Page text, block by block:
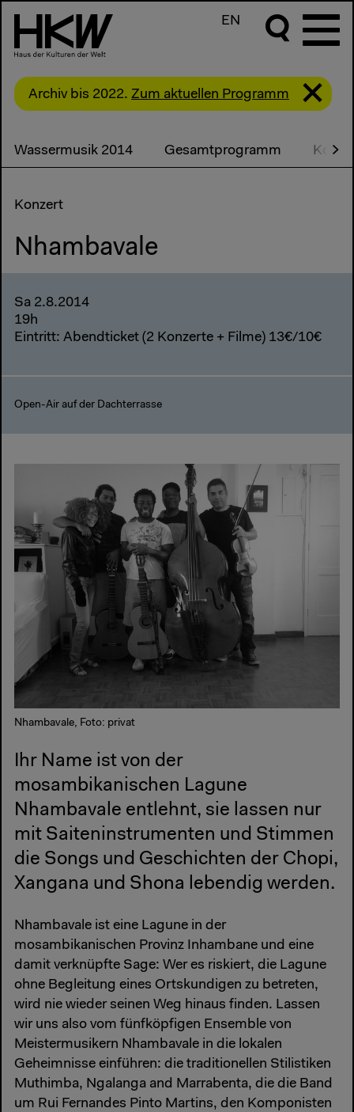
EN
Archiv bis 2022. Zum aktuellen Programm
Wassermusik 2014 Gesamtprogramm
Konzert
Nhambavale
Sa 2.8.2014
19h
Eintritt: Abendticket (2 Konzerte + Filme) 13€/10€
Open-Air auf der Dachterrasse
Nhambavale, Foto: privat
Ihr Name ist von der
mosambikanischen Lagune
Nhambavale entlehnt, sie lassen nur
mit Saiteninstrumenten und Stimmen
die Songs und Geschichten der Chopi,
Xangana und Shona lebendig werden.
Nhambavale ist eine Lagune in der
mosambikanischen Provinz Inhambane und eine
damit verknüpfte Sage: Wer es riskiert, die Lagune
ohne Begleitung eines Ortskundigen zu betreten,
wird nie wieder seinen Weg hinaus finden. Lassen
wir uns also vom fünfköpfigen Ensemble von
Meistermusikern Nhambavale in die lokalen
Geheimnisse einführen: die traditionellen Stilistiken
Muthimba, Ngalanga and Marrabenta, die die Band
um Rui Fernandes Pinto Martins, den Komponisten